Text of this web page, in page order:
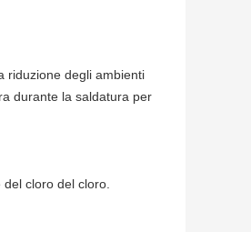
riduzione degli ambienti
durante la saldatura per
cloro del cloro.